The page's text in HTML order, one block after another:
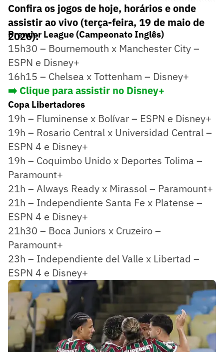
Confira os jogos de hoje, horários e onde
assistir ao vivo (terça-feira, 19 de maio de
2026):
Premier League (Campeonato Inglês)
15h30 – Bournemouth x Manchester City –
ESPN e Disney+
16h15 – Chelsea x Tottenham – Disney+
➡️ Clique para assistir no Disney+
Copa Libertadores
19h – Fluminense x Bolívar – ESPN e Disney+
19h – Rosario Central x Universidad Central –
ESPN 4 e Disney+
19h – Coquimbo Unido x Deportes Tolima –
Paramount+
21h – Always Ready x Mirassol – Paramount+
21h – Independiente Santa Fe x Platense –
ESPN 4 e Disney+
21h30 – Boca Juniors x Cruzeiro –
Paramount+
23h – Independiente del Valle x Libertad –
ESPN 4 e Disney+